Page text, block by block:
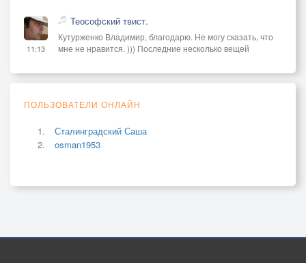
11:13
Теософский твист.
Кутурженко Владимир, благодарю. Не могу сказать, что
мне не нравится. ))) Последние несколько вещей
ПОЛЬЗОВАТЕЛИ ОНЛАЙН
Сталинградский Саша
osman1953